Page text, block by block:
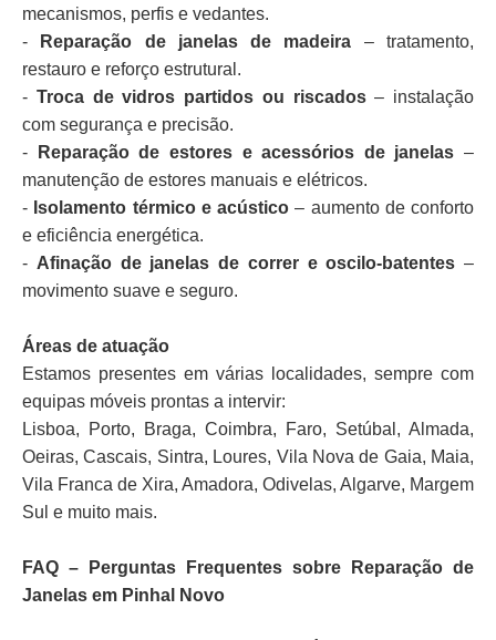
mecanismos, perfis e vedantes.
-
Reparação de janelas de madeira – tratamento,
restauro e reforço estrutural.
- Troca de vidros partidos ou riscados– instalação
com segurança e precisão.
-
Reparação de estores e acessórios de janelas –
manutenção de estores manuais e elétricos.
- Isolamento térmico e acústico – aumento de conforto
e eficiência energética.
- Afinação de janelas de correr e oscilo-batentes –
movimento suave e seguro.
Áreas de atuação
Estamos presentes em várias localidades, sempre com
equipas móveis prontas a intervir:
Lisboa, Porto, Braga, Coimbra, Faro, Setúbal, Almada,
Oeiras, Cascais, Sintra, Loures, Vila Nova de Gaia, Maia,
Vila Franca de Xira, Amadora, Odivelas, Algarve, Margem
Sul e muito mais.
FAQ – Perguntas Frequentes sobre Reparação de
Janelas em Pinhal Novo